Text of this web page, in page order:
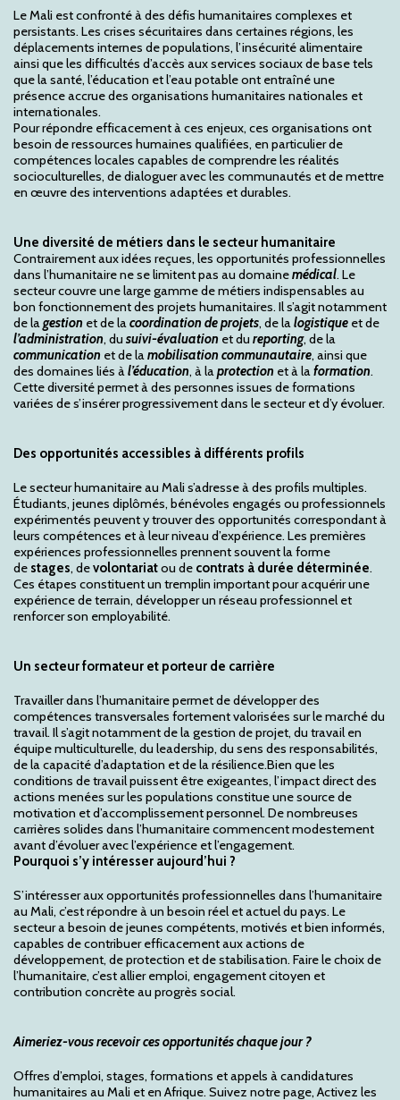
Le Mali est confronté à des défis humanitaires complexes et
persistants. Les crises sécuritaires dans certaines régions, les
déplacements internes de populations, l’insécurité alimentaire
ainsi que les difficultés d’accès aux services sociaux de base tels
que la santé, l’éducation et l’eau potable ont entraîné une
présence accrue des organisations humanitaires nationales et
internationales.
Pour répondre efficacement à ces enjeux, ces organisations ont
besoin de ressources humaines qualifiées, en particulier de
compétences locales capables de comprendre les réalités
socioculturelles, de dialoguer avec les communautés et de mettre
en œuvre des interventions adaptées et durables.
Une diversité de métiers dans le secteur humanitaire
Contrairement aux idées reçues, les opportunités professionnelles
dans l’humanitaire ne se limitent pas au domainemédical. Le
secteur couvre une large gamme de métiers indispensables au
bon fonctionnement des projets humanitaires. Il s’agit notamment
de lagestion et de lacoordination de projets, de lalogistique et de
l’administration, du suivi-évaluation et du reporting, de la
communication et de lamobilisation communautaire, ainsi que
des domaines liés àl’éducation, à laprotection et à laformation.
Cette diversité permet à des personnes issues de formations
variées de s’insérer progressivement dans le secteur et d’y évoluer.
Des opportunités accessibles à différents profils
Le secteur humanitaire au Mali s’adresse à des profils multiples.
Étudiants, jeunes diplômés, bénévoles engagés ou professionnels
expérimentés peuvent y trouver des opportunités correspondant à
leurs compétences et à leur niveau d’expérience. Les premières
expériences professionnelles prennent souvent la forme
de stages, devolontariatou de contrats à durée déterminée.
Ces étapes constituent un tremplin important pour acquérir une
expérience de terrain, développer un réseau professionnel et
renforcer son employabilité.
Un secteur formateur et porteur de carrière
Travailler dans l’humanitaire permet de développer des
compétences transversales fortement valorisées sur le marché du
travail. Il s’agit notamment de la gestion de projet, du travail en
équipe multiculturelle, du leadership, du sens des responsabilités,
de la capacité d’adaptation et de la résilience.Bien que les
conditions de travail puissent être exigeantes, l’impact direct des
actions menées sur les populations constitue une source de
motivation et d’accomplissement personnel. De nombreuses
carrières solides dans l’humanitaire commencent modestement
avant d’évoluer avec l’expérience et l’engagement.
Pourquoi s’y intéresser aujourd’hui ?
S’intéresser aux opportunités professionnelles dans l’humanitaire
au Mali, c’est répondre à un besoin réel et actuel du pays. Le
secteur a besoin de jeunes compétents, motivés et bien informés,
capables de contribuer efficacement aux actions de
développement, de protection et de stabilisation. Faire le choix de
l’humanitaire, c’est allier emploi, engagement citoyen et
contribution concrète au progrès social.
Aimeriez-vous recevoir ces opportunités chaque jour ?
Offres d’emploi, stages, formations et appels à candidatures
humanitaires au Mali et en Afrique. Suivez notre page, Activez les